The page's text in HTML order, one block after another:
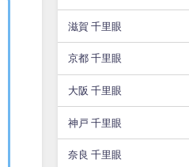
滋賀 千里眼
京都 千里眼
大阪 千里眼
神戸 千里眼
奈良 千里眼